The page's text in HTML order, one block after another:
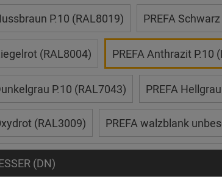
P.10 (RAL8019) PREFA
(RAL8004) PREFA Anthrazit P.10
P.10 (RAL7043) PREFA
(RAL3009) PREFA walzblank
(DN)